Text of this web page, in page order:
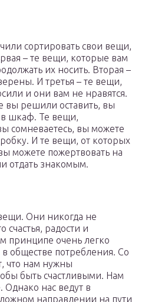
сортировать свои вещи,
– те вещи, которые вам
их носить. Вторая –
И третья – те вещи,
и они вам не нравятся.
вы решили оставить, вы
в шкаф. Те вещи,
сомневаетесь, вы можете
И те вещи, от которых
можете пожертвовать на
отдать знакомым.
Они никогда не
счастья, радости и
принципе очень легко
обществе потребления. Со
что нам нужны
быть счастливыми. Нам
Однако нас ведут в
направлении на пути